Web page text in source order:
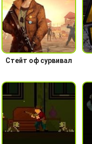
Стейт оф сурвивал